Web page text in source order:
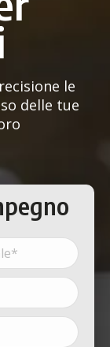
le
delle tue